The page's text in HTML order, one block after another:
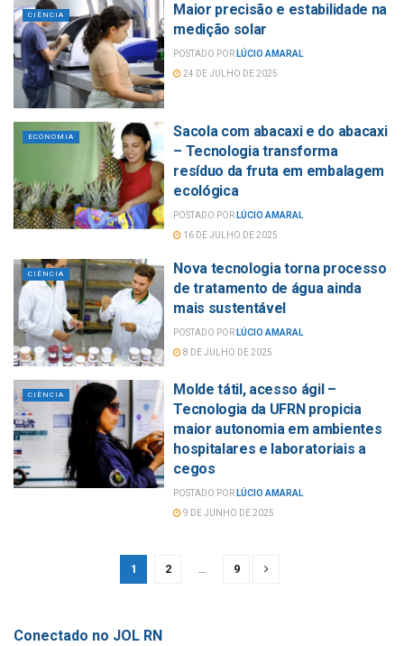
CIÊNCIA
Maior precisão e estabilidade na
medição solar
POSTADO POR LÚCIO AMARAL
24 DE JULHO DE 2025
ECONOMIA
Sacola com abacaxi e do abacaxi
– Tecnologia transforma
resíduo da fruta em embalagem
ecológica
POSTADO POR LÚCIO AMARAL
16 DE JULHO DE 2025
CIÊNCIA
Nova tecnologia torna processo
de tratamento de água ainda
mais sustentável
POSTADO POR LÚCIO AMARAL
8 DE JULHO DE 2025
CIÊNCIA
Molde tátil, acesso ágil –
Tecnologia da UFRN propicia
maior autonomia em ambientes
hospitalares e laboratoriais a
cegos
POSTADO POR LÚCIO AMARAL
9 DE JUNHO DE 2025
1 2 … 9
Conectado no JOL RN